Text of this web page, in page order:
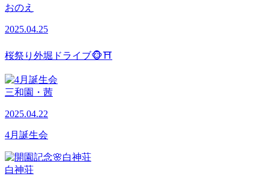
おのえ
2025.04.25
桜祭り外堀ドライブ🐵⛩
三和園・茜
2025.04.22
4月誕生会
白神荘